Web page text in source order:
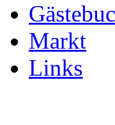
Markt
Links